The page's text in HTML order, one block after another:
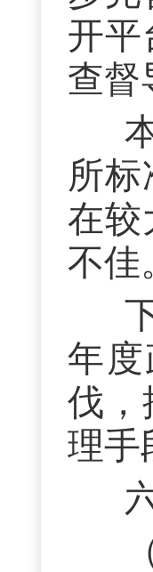
开平
查督
所
在较
不佳
年
伐，
理手